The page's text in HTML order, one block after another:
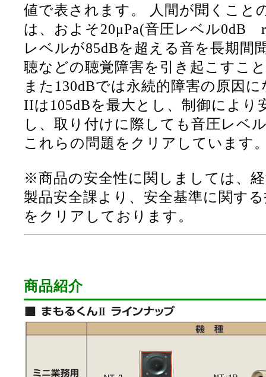
値で表されます。 人間が聞くこと
は、およそ20μPa(音圧レベル0dB
レベルが85dBを超える音を長期間
聴などの聴覚障害を引き起こすこ
また130dBでは永続的障害の原因
IIは105dBを最大とし、制御により
し、取り付けに際しても音圧レベ
これらの問題をクリアしています
※商品の安全性に関しましては、
製品安全課より、安全基準に関す
をクリアしております。
商品紹介